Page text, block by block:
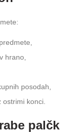
hrano,
posodah,
ostrimi konci.
palčk